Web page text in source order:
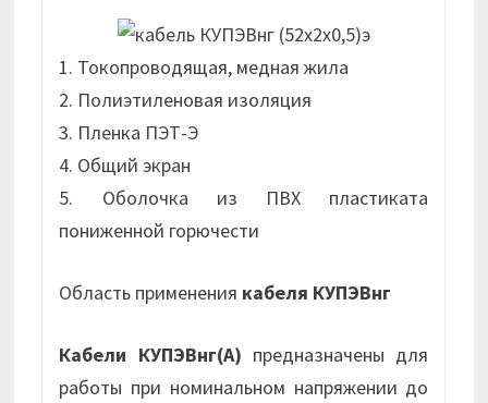
1. Токопроводящая, медная жила
2. Полиэтиленовая изоляция
3. Пленка ПЭТ-Э
4. Общий экран
5. Оболочка из ПВХ пластиката
пониженной горючести
Область применения кабеля КУПЭВнг
Кабели КУПЭВнг(А) предназначены для
работы при номинальном напряжении до